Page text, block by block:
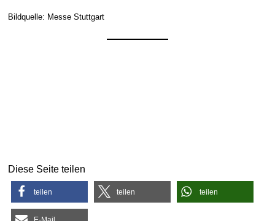
Bildquelle: Messe Stuttgart
Diese Seite teilen
teilen teilen teilen